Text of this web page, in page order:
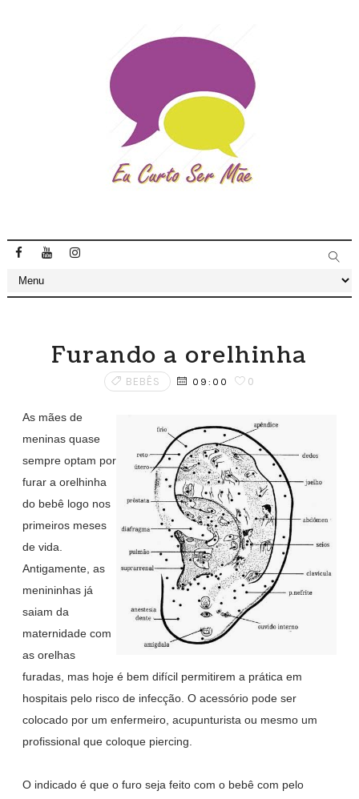
Furando a orelhinha
BEBÊS 09:00 0
As mães de
meninas quase
sempre optam por
furar a orelhinha
do bebê logo nos
primeiros meses
de vida.
Antigamente, as
menininhas já
saiam da
maternidade com
as orelhas
furadas, mas hoje é bem difícil permitirem a prática em
hospitais pelo risco de infecção. O acessório pode ser
colocado por um enfermeiro, acupunturista ou mesmo um
profissional que coloque piercing.
O indicado é que o furo seja feito com o bebê com pelo